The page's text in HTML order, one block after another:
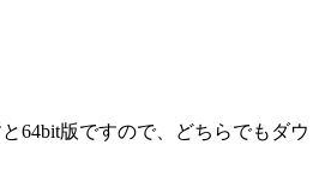
64bit版ですので、どちらでもダウ